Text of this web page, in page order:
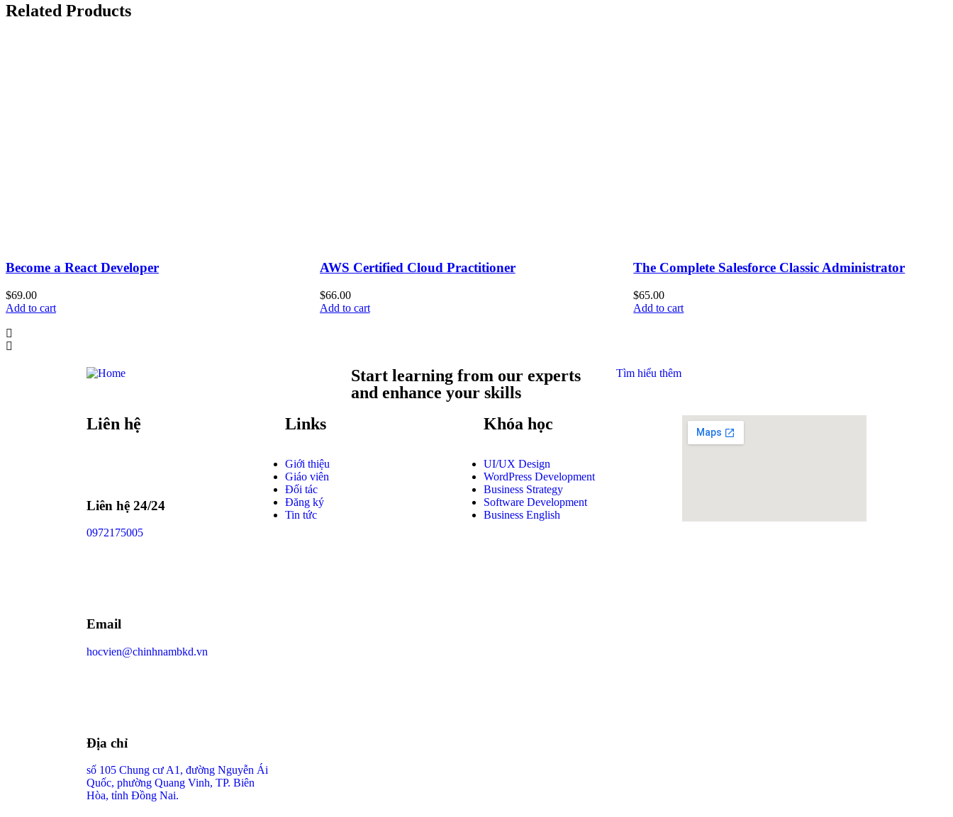
Related Products
Become a React Developer
$69.00
Add to cart
AWS Certified Cloud Practitioner
$66.00
Add to cart
The Complete Salesforce Classic Administrator
$65.00
Add to cart
Start learning from our experts
and enhance your skills
Tìm hiểu thêm
Liên hệ
Liên hệ 24/24
0972175005
Email
hocvien@chinhnambkd.vn
Địa chỉ
số 105 Chung cư A1, đường Nguyễn Ái
Quốc, phường Quang Vinh, TP. Biên
Hòa, tỉnh Đồng Nai.
Links
Giới thiệu
Giáo viên
Đối tác
Đăng ký
Tin tức
Khóa học
UI/UX Design
WordPress Development
Business Strategy
Software Development
Business English